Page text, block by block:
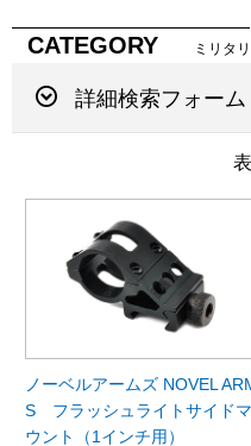
CATEGORY ミリタ
詳細検索フォーム
ノーベルアームズ NOVEL
S フラッシュライトサイドマ
ウント（1インチ用）